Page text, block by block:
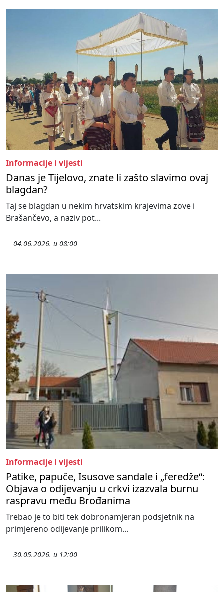
Informacije i vijesti
Danas je Tijelovo, znate li zašto slavimo ovaj
blagdan?
Taj se blagdan u nekim hrvatskim krajevima zove i
Brašančevo, a naziv pot...
04.06.2026. u 08:00
Informacije i vijesti
Patike, papuče, Isusove sandale i „feredže“:
Objava o odijevanju u crkvi izazvala burnu
raspravu među Brođanima
Trebao je to biti tek dobronamjeran podsjetnik na
primjereno odijevanje prilikom...
30.05.2026. u 12:00